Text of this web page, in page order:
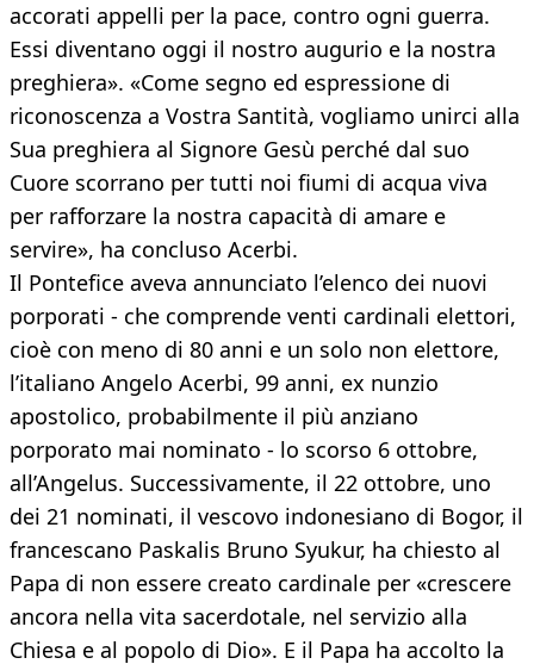
accorati appelli per la pace, contro ogni guerra.
Essi diventano oggi il nostro augurio e la nostra
preghiera». «Come segno ed espressione di
riconoscenza a Vostra Santità, vogliamo unirci alla
Sua preghiera al Signore Gesù perché dal suo
Cuore scorrano per tutti noi fiumi di acqua viva
per rafforzare la nostra capacità di amare e
servire», ha concluso Acerbi.
Il Pontefice aveva annunciato l’elenco dei nuovi
porporati - che comprende venti cardinali elettori,
cioè con meno di 80 anni e un solo non elettore,
l’italiano Angelo Acerbi, 99 anni, ex nunzio
apostolico, probabilmente il più anziano
porporato mai nominato - lo scorso 6 ottobre,
all’Angelus. Successivamente, il 22 ottobre, uno
dei 21 nominati, il vescovo indonesiano di Bogor, il
francescano Paskalis Bruno Syukur, ha chiesto al
Papa di non essere creato cardinale per «crescere
ancora nella vita sacerdotale, nel servizio alla
Chiesa e al popolo di Dio». E il Papa ha accolto la